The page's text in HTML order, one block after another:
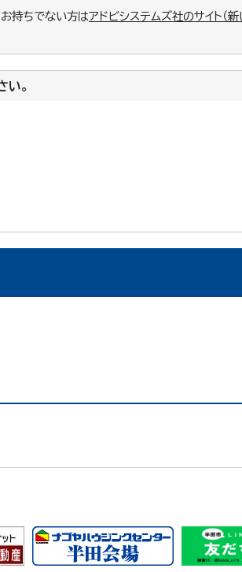
お持ちでない方はアドビシステムズ社のサイト（新
い。